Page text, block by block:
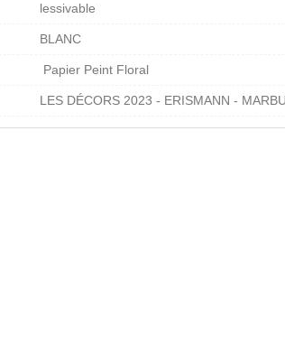
lessivable
BLANC
Papier Peint Floral
LES DÉCORS 2023 - ERISMANN -